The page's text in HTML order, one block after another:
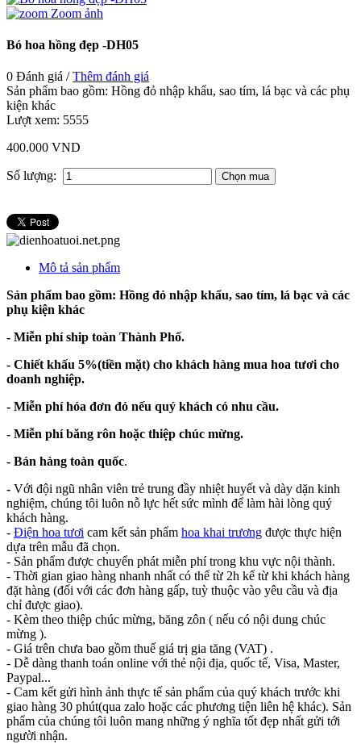
Zoom ảnh
Bó hoa hồng đẹp -DH05
0 Đánh giá /Thêm đánh giá
Sản phẩm bao gồm: Hồng đỏ nhập khẩu, sao tím, lá bạc và các phụ
kiện khác
Lượt xem: 5555
400.000 VND
Số lượng:
Mô tả sản phẩm
Sản phẩm bao gồm: Hồng đỏ nhập khẩu, sao tím, lá bạc và các
phụ kiện khác
- Miễn phí ship toàn Thành Phố.
- Chiết khấu 5%(tiền mặt) cho khách hàng mua hoa tươi cho
doanh nghiệp.
- Miễn phí hóa đơn đỏ nếu quý khách có nhu cầu.
- Miễn phí băng rôn hoặc thiệp chúc mừng.
- Bán hàng toàn quốc.
- Với đội ngũ nhân viên trẻ trung đầy nhiệt huyết và dày dặn kinh
nghiệm, chúng tôi luôn nỗ lực hết sức mình để làm hài lòng quý
khách hàng.
- Điện hoa tươi cam kết sản phẩm hoa khai trương được thực hiện
dựa trên mẫu đã chọn.
- Sản phẩm được chuyển phát miễn phí trong khu vực nội thành.
- Thời gian giao hàng nhanh nhất có thể từ 2h kể từ khi khách hàng
đặt hàng (đối với các đơn hàng gấp, tuỳ thuộc vào yêu cầu và địa
chỉ được giao).
- Kèm theo thiệp chúc mừng, băng zôn ( nếu có nội dung chúc
mừng ).
- Giá trên chưa bao gồm thuế giá trị gia tăng (VAT) .
- Dễ dàng thanh toán online với thẻ nội địa, quốc tế, Visa, Master,
Paypal...
- Cam kết gửi hình ảnh thực tế sản phẩm của quý khách trước khi
giao hàng 30 phút(qua zalo hoặc các phương tiện liên hệ khác). Sản
phẩm của chúng tôi luôn mang những ý nghĩa tốt đẹp nhất gửi tới
người nhận.